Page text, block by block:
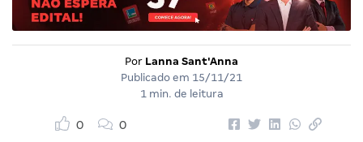
Por Lanna Sant'Anna
Publicado em 15/11/21
1 min. de leitura
0 0